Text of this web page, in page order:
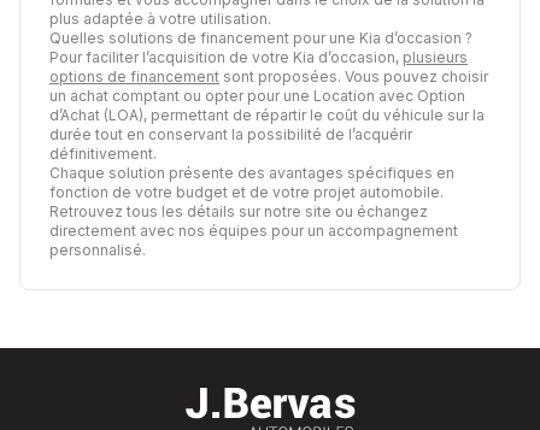
plus adaptée à votre utilisation.
Quelles solutions de financement pour une Kia d’occasion ?
Pour faciliter l’acquisition de votre Kia d’occasion, plusieurs
options de financement sont proposées. Vous pouvez choisir
un achat comptant ou opter pour une Location avec Option
d’Achat (LOA), permettant de répartir le coût du véhicule sur la
durée tout en conservant la possibilité de l’acquérir
définitivement.
Chaque solution présente des avantages spécifiques en
fonction de votre budget et de votre projet automobile.
Retrouvez tous les détails sur notre site ou échangez
directement avec nos équipes pour un accompagnement
personnalisé.